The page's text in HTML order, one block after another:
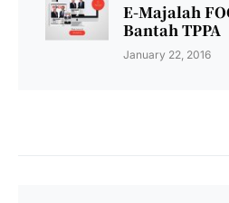
E-Majalah
Bantah TPPA
January 22, 2016